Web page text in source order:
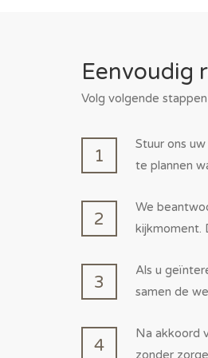
Eenvoudig
Volg volgende
1
Stuur ons
te plannen
2
We
kijkmoment.
3
Als u
samen de
4
Na akkoord
zonder